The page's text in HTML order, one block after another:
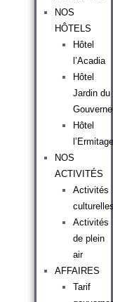
NOS
HÔTELS
Hôtel
l’Acadia
Hôtel
Jardin du
Hôtel
l’Ermitage
NOS
ACTIVITÉS
Activités
Activités
de plein
air
AFFAIRES
Tarif